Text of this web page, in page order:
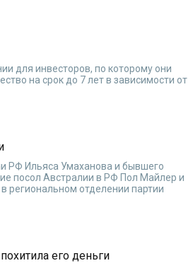
для инвесторов, по которому они
на срок до 7 лет в зависимости от
РФ Ильяса Умаханова и бывшего
посол Австралии в РФ Пол Майлер и
региональном отделении партии
его деньги